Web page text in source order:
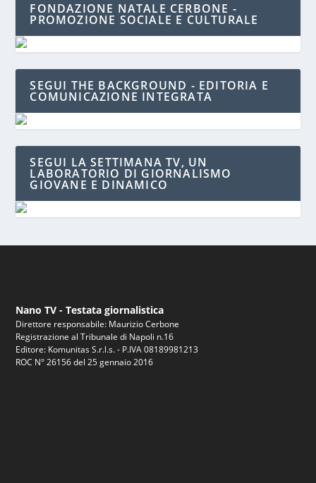
FONDAZIONE NATALE CERBONE -
PROMOZIONE SOCIALE E CULTURALE
SEGUI THE BACKGROUND - EDITORIA E
COMUNICAZIONE INTEGRATA
SEGUI LA SETTIMANA TV, UN
LABORATORIO DI GIORNALISMO
GIOVANE E DINAMICO
Nano TV - Testata giornalistica
Direttore responsabile: Maurizio Cerbone
Registrazione al Tribunale di Napoli n.16
Editore: Komunitas S.r.l.s. - P.IVA 08189981213
ROC N° 26156 del 25 gennaio 2016